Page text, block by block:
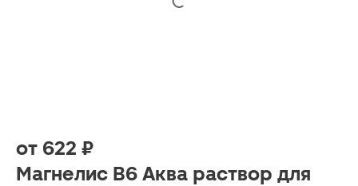
от 622 ₽
Магнелис В6 Аква раствор для